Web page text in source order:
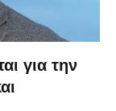
για την